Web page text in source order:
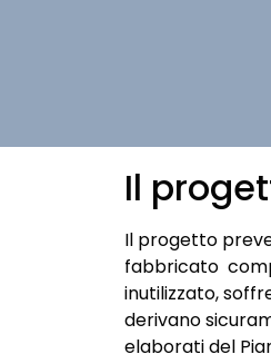
Il
Il progetto
fabbricato
inutilizzato,
derivano
elaborati del